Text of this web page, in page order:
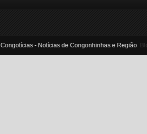
Congotícias - Notícias de Congonhinhas e Região.